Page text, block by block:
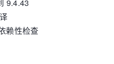
9.4.43
赖性检查